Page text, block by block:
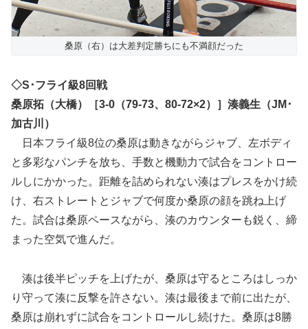
桑原（右）は大差判定勝ちにも不満顔だった
◇S･フライ級8回戦
桑原拓（大橋）［3-0（79-73、80-72×2）］湊義生（JM･
加古川）
日本フライ級8位の桑原は動きながらジャブ、左ボディ
と多彩なパンチを放ち、手数と機動力で試合をコントロー
ルしにかかった。距離を詰められない湊はプレスをかけ続
け、右ストレートとジャブで何度か桑原の顔を跳ね上げ
た。試合は桑原ペースながら、湊のカウンターも鋭く、締
まった空気で進んだ。
湊は後半ピッチを上げたが、桑原は守るところはしっか
り守って湊に反撃を許さない。湊は最後まで前に出たが、
桑原は崩れずに試合をコントロールし続けた。桑原は8勝